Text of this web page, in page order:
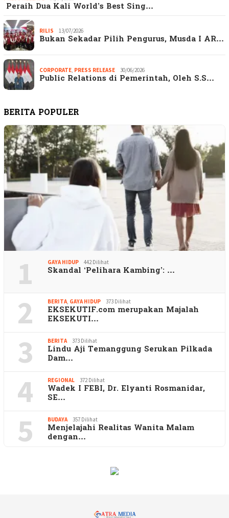
Peraih Dua Kali World’s Best Sing…
RILIS 13/07/2026
Bukan Sekadar Pilih Pengurus, Musda I AR…
CORPORATE PRESS RELEASE 30/06/2026
Public Relations di Pemerintah, Oleh S.S…
BERITA POPULER
1 GAYA HIDUP 442 Dilihat
Skandal ‘Pelihara Kambing’: …
2 BERITA GAYA HIDUP 373 Dilihat
EKSEKUTIF.com merupakan Majalah
EKSEKUTI…
3 BERITA 373 Dilihat
Lindu Aji Temanggung Serukan Pilkada
Dam…
4 REGIONAL 372 Dilihat
Wadek I FEBI, Dr. Elyanti Rosmanidar,
SE…
5 BUDAYA 357 Dilihat
Menjelajahi Realitas Wanita Malam
dengan…